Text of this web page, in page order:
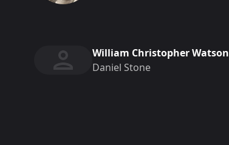
William Christopher Watson
Daniel Stone